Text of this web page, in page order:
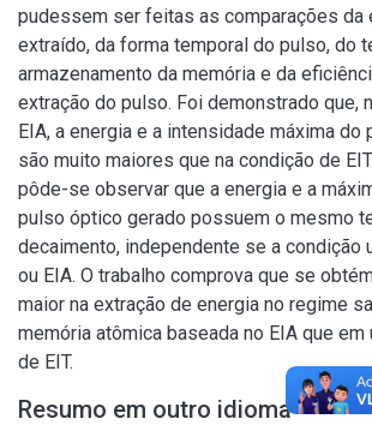
pudessem ser feitas as comparações da
extraído, da forma temporal do pulso, do
armazenamento da memória e da
extração do pulso. Foi demonstrado que,
EIA, a energia e a intensidade máxima do
são muito maiores que na condição de
pôde-se observar que a energia e a
pulso óptico gerado possuem o mesmo
decaimento, independente se a condição
ou EIA. O trabalho comprova que se
maior na extração de energia no regime
memória atômica baseada no EIA que em
de EIT.
Resumo em outro idioma